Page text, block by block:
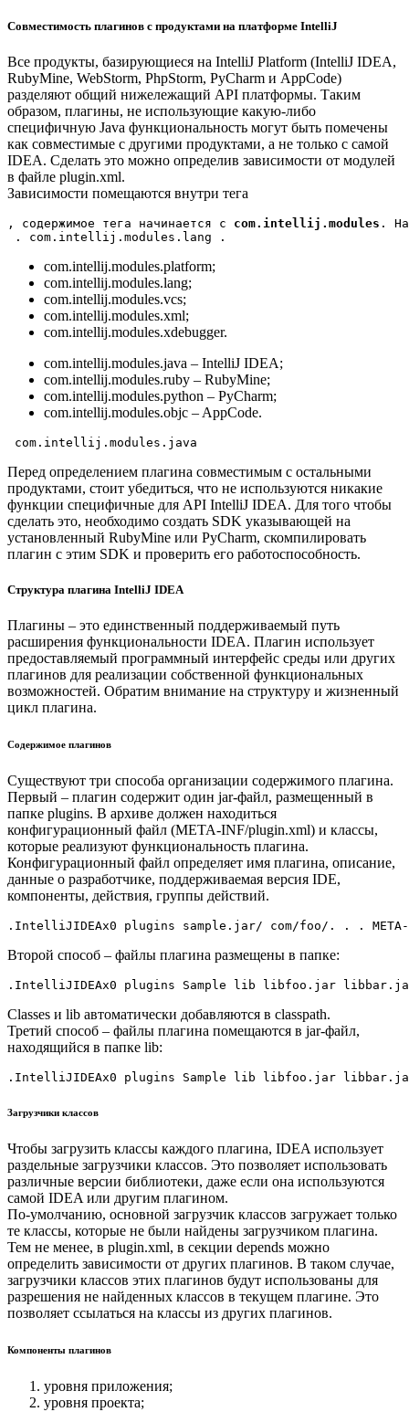
Совместимость плагинов с продуктами на платформе IntelliJ
Все продукты, базирующиеся на IntelliJ Platform (IntelliJ IDEA,
RubyMine, WebStorm, PhpStorm, PyCharm и AppCode)
разделяют общий нижележащий API платформы. Таким
образом, плагины, не использующие какую-либо
специфичную Java функциональность могут быть помечены
как совместимые с другими продуктами, а не только с самой
IDEA. Сделать это можно определив зависимости от модулей
в файле plugin.xml.
Зависимости помещаются внутри тега
, содержимое тега начинается с com.intellij.modules .
. com.intellij.modules.lang .
com.intellij.modules.platform;
com.intellij.modules.lang;
com.intellij.modules.vcs;
com.intellij.modules.xml;
com.intellij.modules.xdebugger.
com.intellij.modules.java – IntelliJ IDEA;
com.intellij.modules.ruby – RubyMine;
com.intellij.modules.python – PyCharm;
com.intellij.modules.objc – AppCode.
com.intellij.modules.java
Перед определением плагина совместимым с остальными
продуктами, стоит убедиться, что не используются никакие
функции специфичные для API IntelliJ IDEA. Для того чтобы
сделать это, необходимо создать SDK указывающей на
установленный RubyMine или PyCharm, скомпилировать
плагин с этим SDK и проверить его работоспособность.
Структура плагина IntelliJ IDEA
Плагины – это единственный поддерживаемый путь
расширения функциональности IDEA. Плагин использует
предоставляемый программный интерфейс среды или других
плагинов для реализации собственной функциональных
возможностей. Обратим внимание на структуру и жизненный
цикл плагина.
Содержимое плагинов
Существуют три способа организации содержимого плагина.
Первый – плагин содержит один jar-файл, размещенный в
папке plugins. В архиве должен находиться
конфигурационный файл (META-INF/plugin.xml) и классы,
которые реализуют функциональность плагина.
Конфигурационный файл определяет имя плагина, описание,
данные о разработчике, поддерживаемая версия IDE,
компоненты, действия, группы действий.
.IntelliJIDEAx0 plugins sample.jar/ com/foo/. . .
Второй способ – файлы плагина размещены в папке:
.IntelliJIDEAx0 plugins Sample lib libfoo.jar
Classes и lib автоматически добавляются в classpath.
Третий способ – файлы плагина помещаются в jar-файл,
находящийся в папке lib:
.IntelliJIDEAx0 plugins Sample lib libfoo.jar
Загрузчики классов
Чтобы загрузить классы каждого плагина, IDEA использует
раздельные загрузчики классов. Это позволяет использовать
различные версии библиотеки, даже если она используются
самой IDEA или другим плагином.
По-умолчанию, основной загрузчик классов загружает только
те классы, которые не были найдены загрузчиком плагина.
Тем не менее, в plugin.xml, в секции depends можно
определить зависимости от других плагинов. В таком случае,
загрузчики классов этих плагинов будут использованы для
разрешения не найденных классов в текущем плагине. Это
позволяет ссылаться на классы из других плагинов.
Компоненты плагинов
уровня приложения;
уровня проекта;